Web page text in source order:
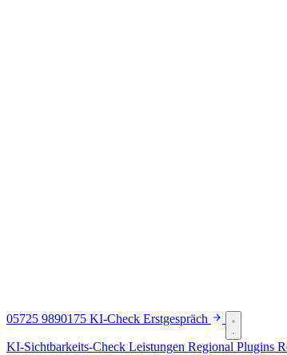
05725 9890175 KI-Check Erstgespräch
KI-Sichtbarkeits-Check Leistungen Regional Plugins